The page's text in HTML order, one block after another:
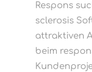
Respons
sclerosis
attraktiven
beim